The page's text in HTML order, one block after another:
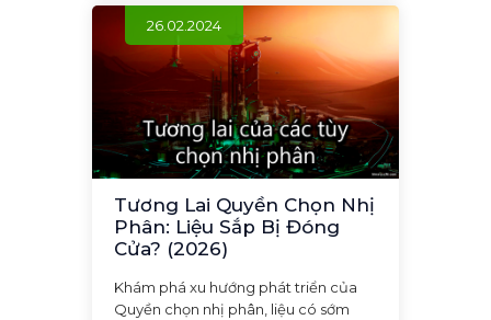
26.02.2024
Tương Lai Quyền Chọn Nhị
Phân: Liệu Sắp Bị Đóng
Cửa? (2026)
Khám phá xu hướng phát triển của
Quyền chọn nhị phân, liệu có sớm